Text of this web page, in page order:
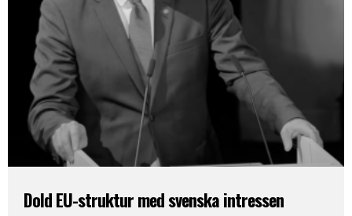
Dold EU-struktur med svenska intressen